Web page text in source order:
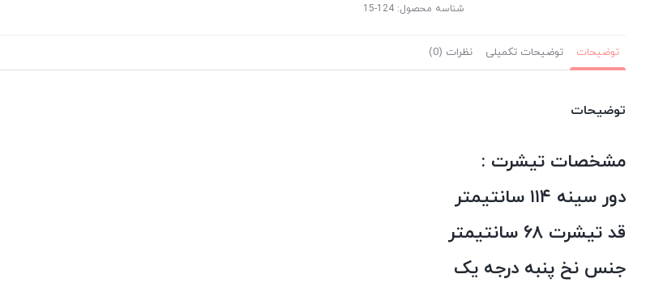
شناسه محصول: 124-15
توضیحات توضیحات تکمیلی نظرات (0)
توضیحات
مشخصات تیشرت :
دور سینه ۱۱۴ سانتیمتر
قد تیشرت ۶۸ سانتیمتر
جنس نخ پنبه درجه یک